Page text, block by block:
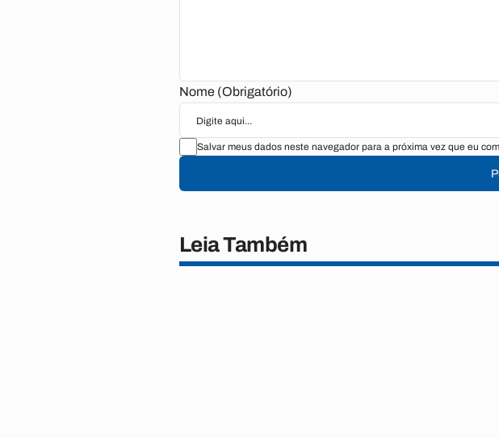
Nome (Obrigatório)
Salvar meus dados neste navegador para a próxima vez que eu
Leia Também